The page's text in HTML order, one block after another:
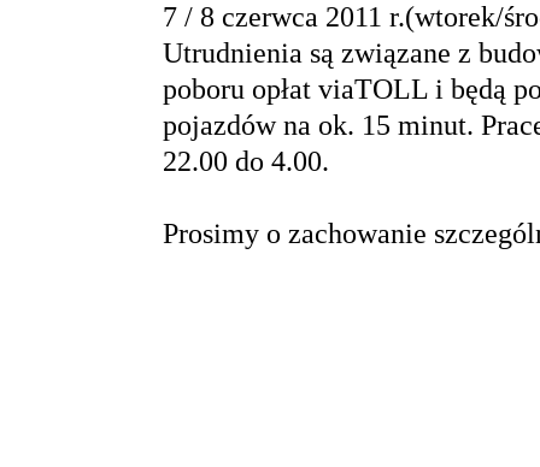
7 / 8 czerwca 2011 r.(wtorek/
Utrudnienia są związane z
poboru opłat viaTOLL i będą
pojazdów na ok. 15 minut.
22.00 do 4.00.
Prosimy o zachowanie